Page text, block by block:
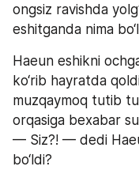
ongsiz ravishda
eshitganda nima
Haeun eshikni
ko‘rib hayratda
muzqaymoq tutib
orqasiga bexabar
— Siz?! — dedi
bo‘ldi?